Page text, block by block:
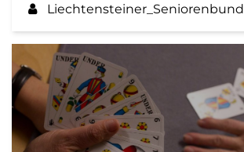
Liechtensteiner_Seniorenbund